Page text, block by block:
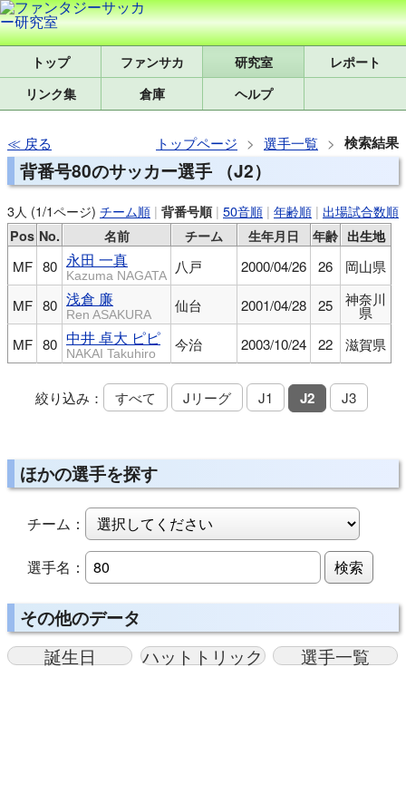
トップ 研究室
レポート
リンク集
倉庫 ヘルプ
戻る トップページ 選手一覧 検索結果
背番号80のサッカー選手 （J2）
3人 (1/1ページ) チーム順 | 背番号順| 50音順 | 年齢順 | 出場試合数順
Pos No. 名前 チーム 生年月日 年齢 出生地
MF 80 永田 一真
Kazuma NAGATA 八戸 2000/04/26 26 岡山県
MF 80 浅倉 廉
Ren ASAKURA 仙台 2001/04/28 25 神奈川
県
MF 80 中井 卓大 ピピ
NAKAI Takuhiro 今治 2003/10/24 22 滋賀県
絞り込み： すべて Jリーグ J1 J2 J3
ほかの選手を探す
チーム：
選手名： 検索
その他のデータ
誕生日 ハットトリック 選手一覧